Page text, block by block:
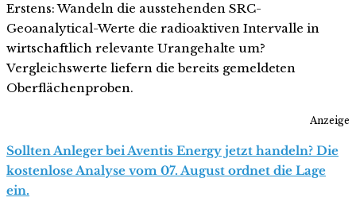
Erstens: Wandeln die ausstehenden SRC-
Geoanalytical-Werte die radioaktiven Intervalle in
wirtschaftlich relevante Urangehalte um?
Vergleichswerte liefern die bereits gemeldeten
Oberflächenproben.
Anzeige
Sollten Anleger bei Aventis Energy jetzt handeln? Die
kostenlose Analyse vom 07. August ordnet die Lage
ein.